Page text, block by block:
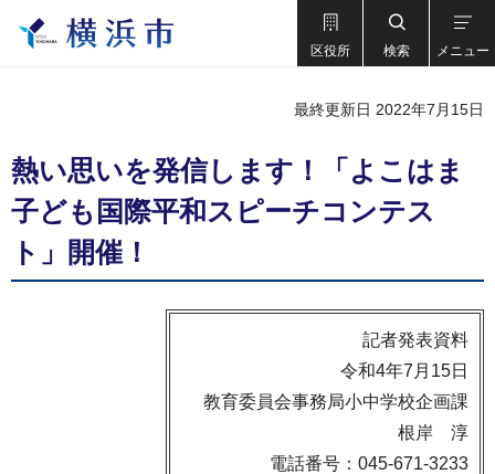
区役所 検索 メニュー
最終更新日 2022年7月15日
熱い思いを発信します！「よこはま
子ども国際平和スピーチコンテス
ト」開催！
記者発表資料
令和4年7月15日
教育委員会事務局小中学校企画課
根岸 淳
電話番号：045-671-3233